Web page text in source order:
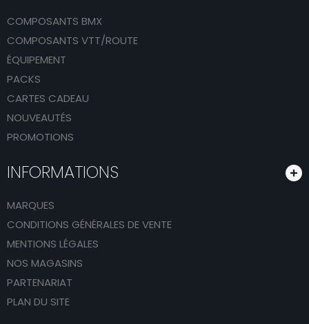
COMPOSANTS BMX
COMPOSANTS VTT/ROUTE
ÉQUIPEMENT
PACKS
CARTES CADEAU
NOUVEAUTÉS
PROMOTIONS
INFORMATIONS
MARQUES
CONDITIONS GÉNÉRALES DE VENTE
MENTIONS LÉGALES
NOS MAGASINS
PARTENARIAT
PLAN DU SITE